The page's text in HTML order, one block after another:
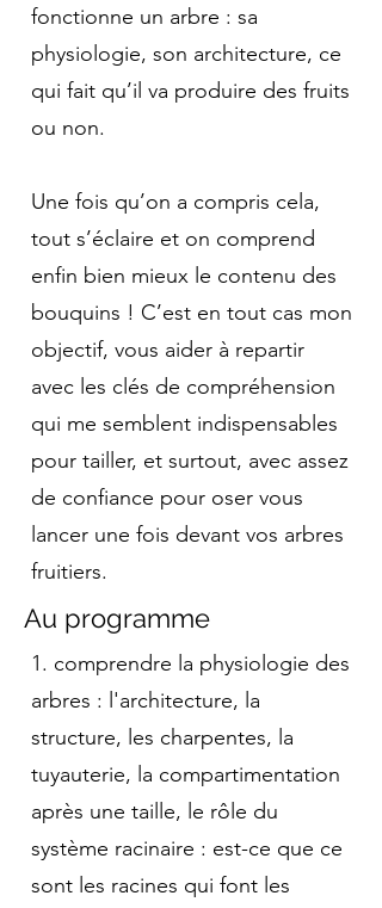
fonctionne un arbre : sa
physiologie, son architecture, ce
qui fait qu’il va produire des fruits
ou non.
Une fois qu’on a compris cela,
tout s’éclaire et on comprend
enfin bien mieux le contenu des
bouquins ! C’est en tout cas mon
objectif, vous aider à repartir
avec les clés de compréhension
qui me semblent indispensables
pour tailler, et surtout, avec assez
de confiance pour oser vous
lancer une fois devant vos arbres
fruitiers.
Au programme
1. comprendre la physiologie des
arbres : l'architecture, la
structure, les charpentes, la
tuyauterie, la compartimentation
après une taille, le rôle du
système racinaire : est-ce que ce
sont les racines qui font les